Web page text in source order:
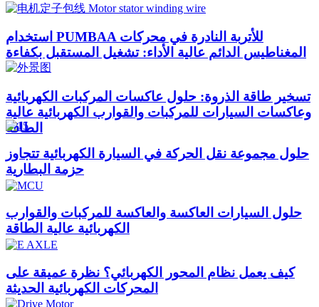
استخدام PUMBAA للأتربة النادرة في محركات
المغناطيس الدائم عالية الأداء: تشغيل المستقبل بكفاءة
تسخير طاقة الذروة: حلول عاكسات المركبات الكهربائية
وعاكسات السيارات للمركبات والقوارب الكهربائية عالية
الطاقة
حلول مجموعة نقل الحركة في السيارة الكهربائية تتجاوز
حزمة البطارية
حلول السيارات العاكسة والعاكسة للمركبات والقوارب
الكهربائية عالية الطاقة
كيف يعمل نظام المحور الكهربائي؟ نظرة عميقة على
المحركات الكهربائية الحديثة